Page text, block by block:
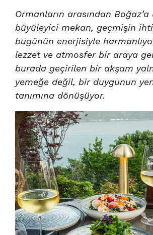
Ormanların arasından
büyüleyici mekan, geçmişin
bugünün enerjisiyle
lezzet ve atmosfer bir araya
burada geçirilen bir akşam
yemeğe değil, bir duygunun
tanımına dönüşüyor.